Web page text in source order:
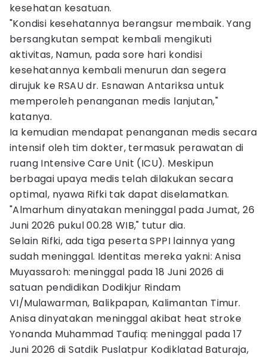
kesehatan kesatuan.
"Kondisi kesehatannya berangsur membaik. Yang
bersangkutan sempat kembali mengikuti
aktivitas, Namun, pada sore hari kondisi
kesehatannya kembali menurun dan segera
dirujuk ke RSAU dr. Esnawan Antariksa untuk
memperoleh penanganan medis lanjutan,"
katanya.
Ia kemudian mendapat penanganan medis secara
intensif oleh tim dokter, termasuk perawatan di
ruang Intensive Care Unit (ICU). Meskipun
berbagai upaya medis telah dilakukan secara
optimal, nyawa Rifki tak dapat diselamatkan.
"Almarhum dinyatakan meninggal pada Jumat, 26
Juni 2026 pukul 00.28 WIB," tutur dia.
Selain Rifki, ada tiga peserta SPPI lainnya yang
sudah meninggal. Identitas mereka yakni: Anisa
Muyassaroh: meninggal pada 18 Juni 2026 di
satuan pendidikan Dodikjur Rindam
VI/Mulawarman, Balikpapan, Kalimantan Timur.
Anisa dinyatakan meninggal akibat heat stroke
Yonanda Muhammad Taufiq: meninggal pada 17
Juni 2026 di Satdik Puslatpur Kodiklatad Baturaja,